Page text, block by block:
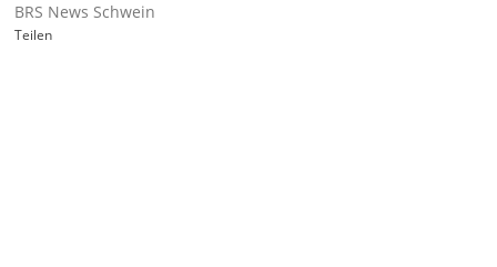
BRS News Schwein
Teilen